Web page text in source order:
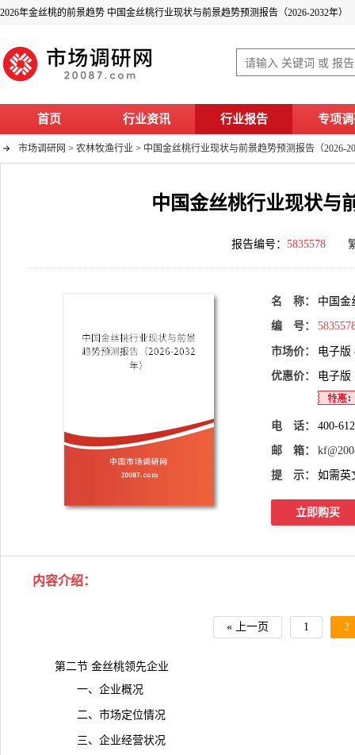
2026年金丝桃的前景趋势 中国金丝桃行业现状与前景趋势预测报告（2026-2032年）
首页 行业资讯 行业报告 专项
市场调研网 > 农林牧渔行业 > 中国金丝桃行业现状与前景趋势预测报告（2026-
中国金丝桃行业现状与
报告编号： 5835578
名 称： 中国金
编 号：
市场价： 电子版
优惠价： 电子版
电 话： 400-
邮 箱：
提 示： 如需英
立即购买
内容介绍：
« 上一页 1 2
第二节 金丝桃领先企业
一、企业概况
二、市场定位情况
三、企业经营状况